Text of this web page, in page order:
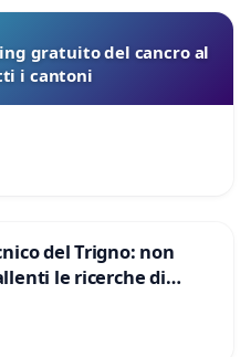
gratuito del cancro al
i cantoni
del Trigno: non
le ricerche di